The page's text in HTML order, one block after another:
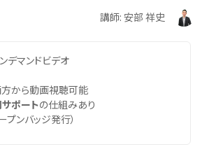
講師: 安部 祥史
デマンドビデオ
方から動画視聴可能
ポートの仕組みあり
プンバッジ発行）